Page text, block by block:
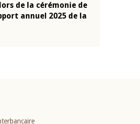
de la cérémonie de
annuel 2025 de la